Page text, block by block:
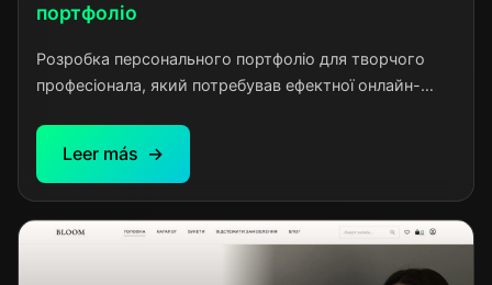
портфоліо
Розробка персонального портфоліо для творчого
професіонала, який потребував ефектної онлайн-
звернувся з потребою у створенні яскравого та
запам'ятовуваного веб-сайту, який би виділив його
рівень професіоналізму.
Leer más